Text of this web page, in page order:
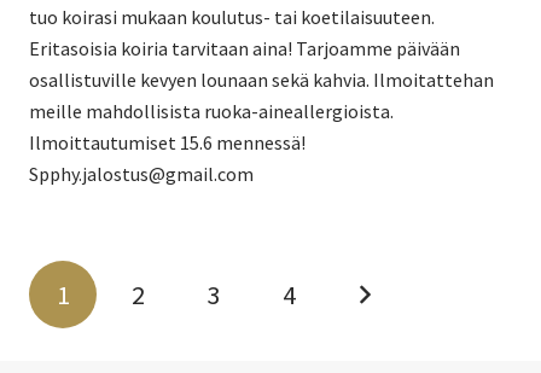
tuo koirasi mukaan koulutus- tai koetilaisuuteen.
Eritasoisia koiria tarvitaan aina! Tarjoamme päivään
osallistuville kevyen lounaan sekä kahvia. Ilmoitattehan
meille mahdollisista ruoka-aineallergioista.
Ilmoittautumiset 15.6 mennessä!
Spphy.jalostus@gmail.com
1 2 3 4